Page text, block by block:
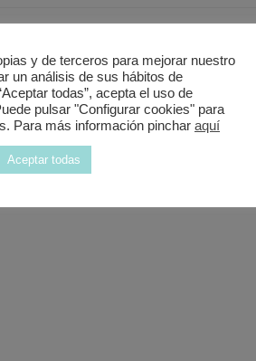
puedes llevar en tu propio recipiente y
y de terceros para mejorar nuestro
un análisis de sus hábitos de
todas”, acepta el uso de
pulsar "Configurar cookies" para
Para más información pinchar aquí
Aceptar todas